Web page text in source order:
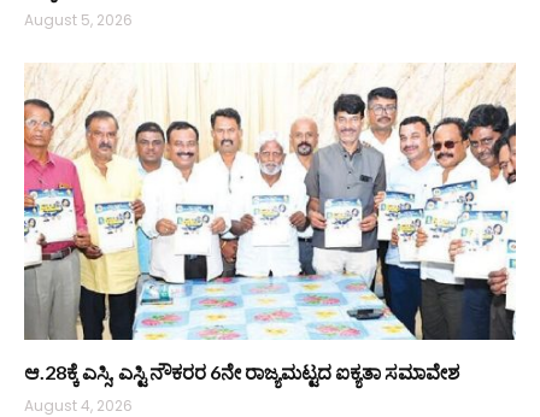
August 5, 2026
ಆ.28ಕ್ಕೆ ಎಸ್ಸಿ, ಎಸ್ಟಿ ನೌಕರರ 6ನೇ ರಾಜ್ಯಮಟ್ಟದ ಐಕ್ಯತಾ ಸಮಾವೇಶ
August 4, 2026